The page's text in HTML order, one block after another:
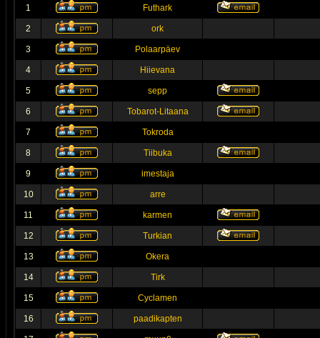
1
Futhark
2 ork
3 Polaarpäev
4 Hiievana
5 sepp
6 Tobarot-Litaana
7 Tokroda
8 Tiibuka
9 imestaja
10 arre
11 karmen
12 Turkian
13 Okera
14 Tirk
15 Cyclamen
16 paadikapten